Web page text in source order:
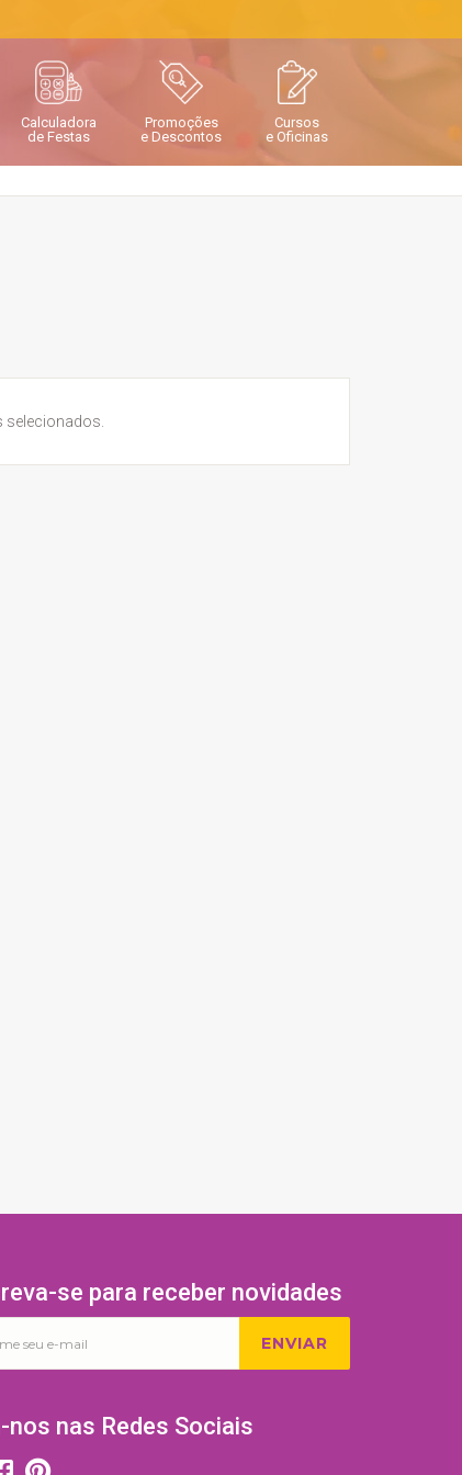
Calculadora
de Festas
Promoções
e Descontos
Cursos
e Oficinas
se para receber novidades
ENVIAR
nos nas Redes Sociais